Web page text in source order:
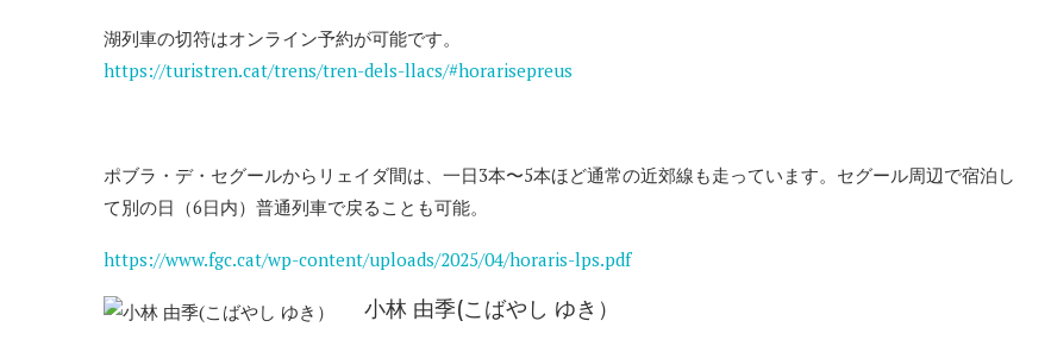
湖列車の切符はオンライン予約が可能です。
https://turistren.cat/trens/tren-dels-llacs/#horarisepreus
ポブラ・デ・セグールからリェイダ間は、一日3本〜5本ほど通常の近郊線も走っています。セグール周辺で宿泊し
て別の日（6日内）普通列車で戻ることも可能。
https://www.fgc.cat/wp-content/uploads/2025/04/horaris-lps.pdf
小林 由季(こばやし ゆき）